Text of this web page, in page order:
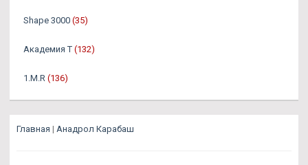
Shape 3000 (35)
Академия Т (132)
1.M.R (136)
Главная | Анадрол Карабаш